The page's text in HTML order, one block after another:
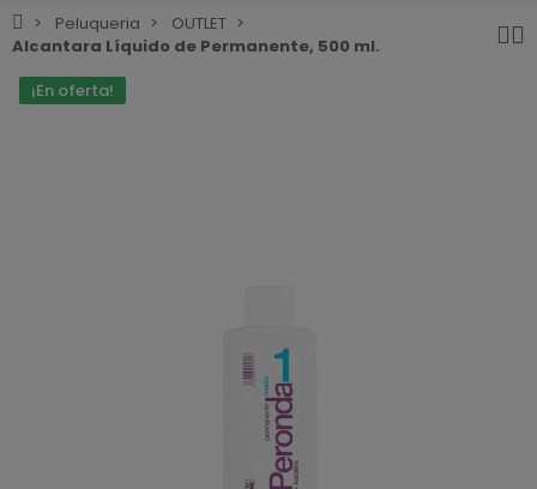
Peluqueria
OUTLET
Alcantara Líquido de Permanente, 500 ml.
¡En oferta!